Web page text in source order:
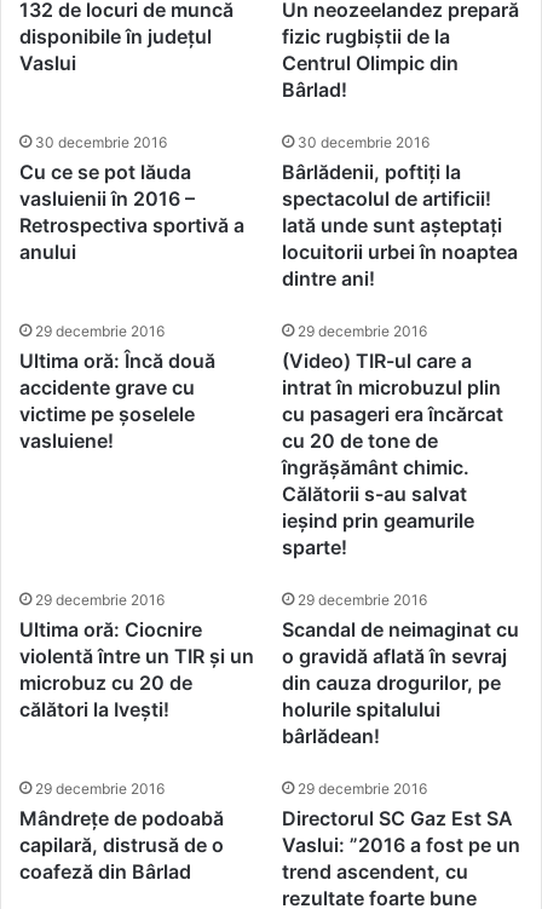
132 de locuri de muncă
disponibile în județul
Vaslui
Un neozeelandez prepară
fizic rugbiștii de la
Centrul Olimpic din
Bârlad!
30 decembrie 2016
Cu ce se pot lăuda
vasluienii în 2016 –
Retrospectiva sportivă a
anului
30 decembrie 2016
Bârlădenii, poftiți la
spectacolul de artificii!
Iată unde sunt așteptați
locuitorii urbei în noaptea
dintre ani!
29 decembrie 2016
Ultima oră: Încă două
accidente grave cu
victime pe șoselele
vasluiene!
29 decembrie 2016
(Video) TIR-ul care a
intrat în microbuzul plin
cu pasageri era încărcat
cu 20 de tone de
îngrășământ chimic.
Călătorii s-au salvat
ieșind prin geamurile
sparte!
29 decembrie 2016
Ultima oră: Ciocnire
violentă între un TIR și un
microbuz cu 20 de
călători la Ivești!
29 decembrie 2016
Scandal de neimaginat cu
o gravidă aflată în sevraj
din cauza drogurilor, pe
holurile spitalului
bârlădean!
29 decembrie 2016
Mândrețe de podoabă
capilară, distrusă de o
coafeză din Bârlad
29 decembrie 2016
Directorul SC Gaz Est SA
Vaslui: ”2016 a fost pe un
trend ascendent, cu
rezultate foarte bune